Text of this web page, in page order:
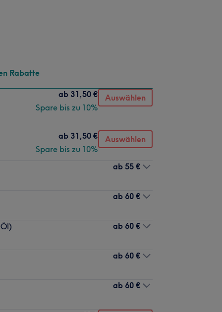
Rabatte
ab 31,50 €
Spare bis zu 10%
Auswählen
ab 31,50 €
Spare bis zu 10%
Auswählen
ab 55 €
ab 60 €
ab 60 €
ab 60 €
ab 60 €